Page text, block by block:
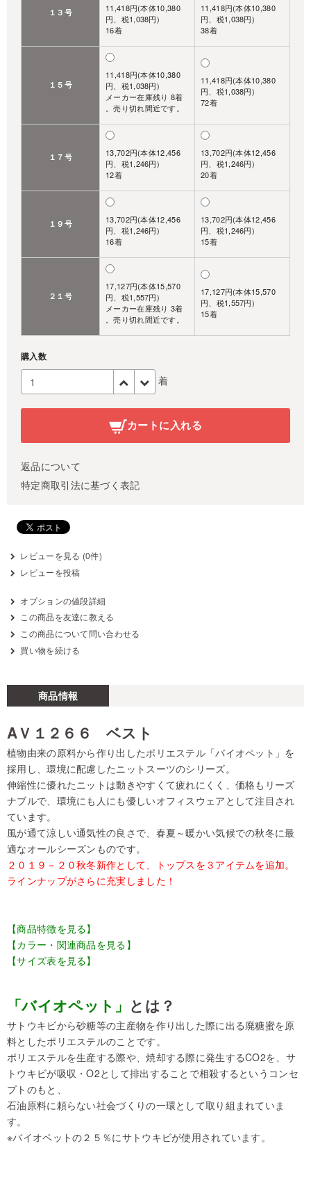
１３号
11,418円(本体10,380
円、税1,038円)
16着
11,418円(本体10,380
円、税1,038円)
38着
１５号
11,418円(本体10,380
円、税1,038円)
メーカー在庫残り 8着
。売り切れ間近です。
11,418円(本体10,380
円、税1,038円)
72着
１７号
13,702円(本体12,456
円、税1,246円)
12着
13,702円(本体12,456
円、税1,246円)
20着
１９号
13,702円(本体12,456
円、税1,246円)
16着
13,702円(本体12,456
円、税1,246円)
15着
２１号
17,127円(本体15,570
円、税1,557円)
メーカー在庫残り 3着
。売り切れ間近です。
17,127円(本体15,570
円、税1,557円)
15着
購入数
着
カートに入れる
返品について
特定商取引法に基づく表記
レビューを見る (0件)
レビューを投稿
オプションの値段詳細
この商品を友達に教える
この商品について問い合わせる
買い物を続ける
商品情報
AＶ１２６６ ベスト
植物由来の原料から作り出したポリエステル「バイオペット」を
採用し、環境に配慮したニットスーツのシリーズ。
伸縮性に優れたニットは動きやすくて疲れにくく、価格もリーズ
ナブルで、環境にも人にも優しいオフィスウェアとして注目され
ています。
風が通て涼しい通気性の良さで、春夏～暖かい気候での秋冬に最
適なオールシーズンものです。
２０１９－２０秋冬新作として、トップスを３アイテムを追加。
ラインナップがさらに充実しました！
【商品特徴を見る】
【カラー・関連商品を見る】
【サイズ表を見る】
「バイオペット」 とは？
サトウキビから砂糖等の主産物を作り出した際に出る廃糖蜜を原
料としたポリエステルのことです。
ポリエステルを生産する際や、焼却する際に発生するCO2を、サ
トウキビが吸収・O2として排出することで相殺するというコンセ
プトのもと、
石油原料に頼らない社会づくりの一環として取り組まれていま
す。
※バイオペットの２５％にサトウキビが使用されています。